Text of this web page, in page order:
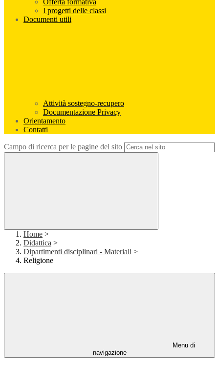
Offerta formativa
I progetti delle classi
Documenti utili
Attività sostegno-recupero
Documentazione Privacy
Orientamento
Contatti
Campo di ricerca per le pagine del sito
Home >
Didattica >
Dipartimenti disciplinari - Materiali >
Religione
Menu di
navigazione